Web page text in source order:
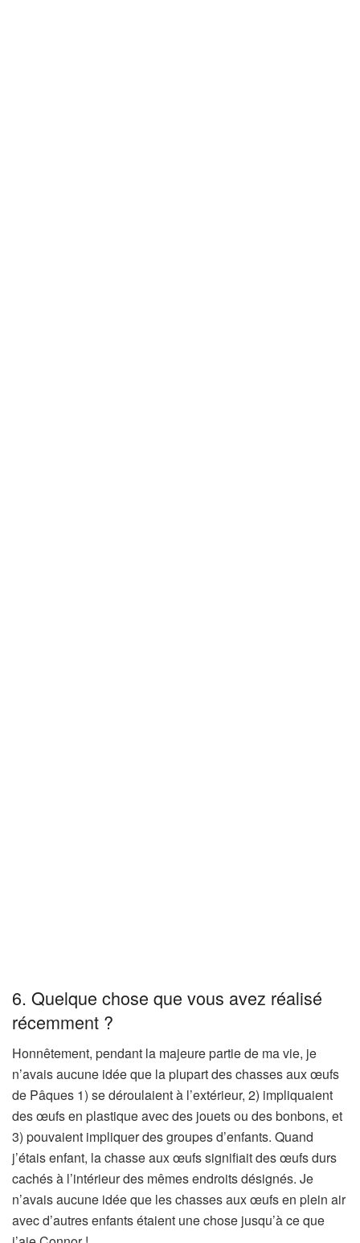
6. Quelque chose que vous avez réalisé
récemment ?
Honnêtement, pendant la majeure partie de ma vie, je
n’avais aucune idée que la plupart des chasses aux œufs
de Pâques 1) se déroulaient à l’extérieur, 2) impliquaient
des œufs en plastique avec des jouets ou des bonbons, et
3) pouvaient impliquer des groupes d’enfants. Quand
j’étais enfant, la chasse aux œufs signifiait des œufs durs
cachés à l’intérieur des mêmes endroits désignés. Je
n’avais aucune idée que les chasses aux œufs en plein air
avec d’autres enfants étaient une chose jusqu’à ce que